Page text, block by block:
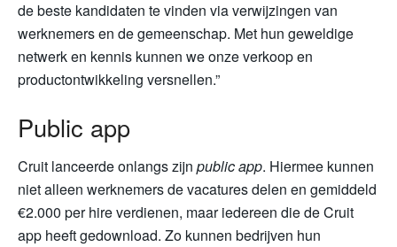
de beste kandidaten te vinden via verwijzingen van
werknemers en de gemeenschap. Met hun geweldige
netwerk en kennis kunnen we onze verkoop en
productontwikkeling versnellen.”
Public app
Cruit lanceerde onlangs zijn public app. Hiermee kunnen
niet alleen werknemers de vacatures delen en gemiddeld
€2.000 per hire verdienen, maar iedereen die de Cruit
app heeft gedownload. Zo kunnen bedrijven hun